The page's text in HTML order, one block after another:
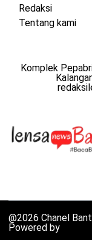
Redaksi
Tentang kami
Komplek
@2026 Chanel
Powered by